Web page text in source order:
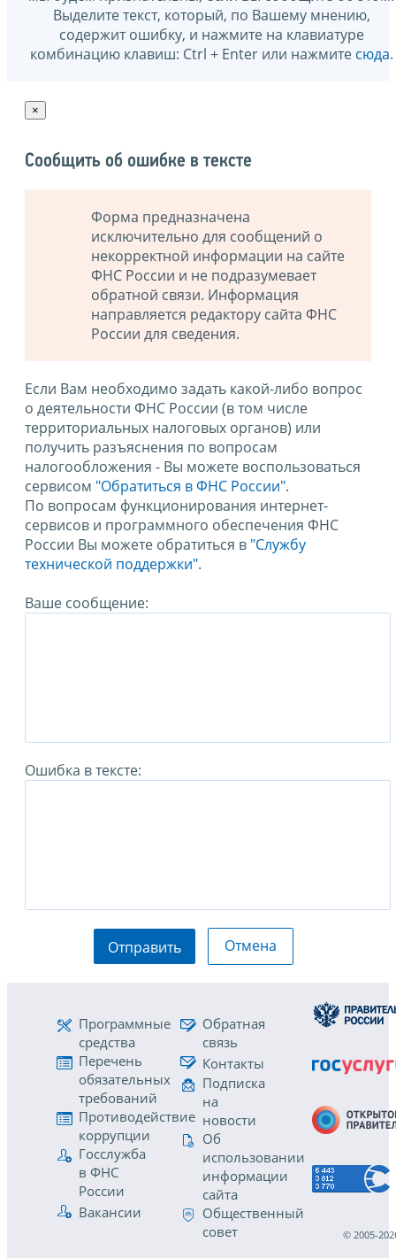
Выделите текст, который, по Вашему мнению,
содержит ошибку, и нажмите на клавиатуре
комбинацию клавиш: Ctrl + Enter или нажмите сюда.
×
Сообщить об ошибке в тексте
Форма предназначена
исключительно для сообщений о
некорректной информации на сайте
ФНС России и не подразумевает
обратной связи. Информация
направляется редактору сайта ФНС
России для сведения.
Если Вам необходимо задать какой-либо вопрос
о деятельности ФНС России (в том числе
территориальных налоговых органов) или
получить разъяснения по вопросам
налогообложения - Вы можете воспользоваться
сервисом "Обратиться в ФНС России".
По вопросам функционирования интернет-
сервисов и программного обеспечения ФНС
России Вы можете обратиться в "Службу
технической поддержки".
Ваше сообщение:
Ошибка в тексте:
Отправить Отмена
Программные
средства
Перечень
обязательных
требований
Противодействие
коррупции
Госслужба
в ФНС
России
Вакансии
Обратная
связь
Контакты
Подписка
на
новости
Об
использовании
информации
сайта
Общественный
совет
© 2005-